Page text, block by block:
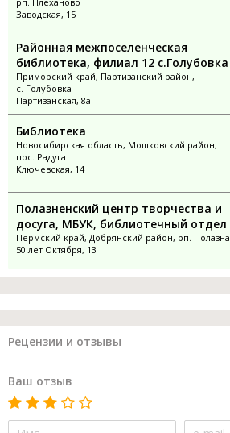
Заводская, 15
Районная межпоселенческая
библиотека, филиал 12 с.Голубовка
Приморский край, Партизанский район,
с. Голубовка
Партизанская, 8а
Библиотека
Новосибирская область, Мошковский район,
пос. Радуга
Ключевская, 14
Полазненский центр творчества и
досуга, МБУК, библиотечный отдел
Пермский край, Добрянский район, рп. Полазна
50 лет Октября, 13
Рецензии и отзывы
Ваш отзыв